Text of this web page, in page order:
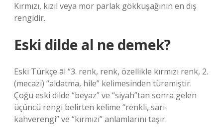
Kırmızı, kızıl veya mor parlak gökkuşağının en dış
rengidir.
Eski dilde al ne demek?
Eski Türkçe āl “3. renk, renk, özellikle kırmızı renk, 2.
(mecazi) “aldatma, hile” kelimesinden türemiştir.
Çoğu eski dilde “beyaz” ve “siyah”tan sonra gelen
üçüncü rengi belirten kelime “renkli, sarı-
kahverengi” ve “kırmızı” anlamlarını taşır.